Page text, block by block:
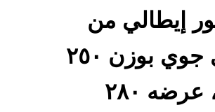
إيطالي من
علامة وي جوي بوزن ٢٥٠
غرام/م²، عرضه ٢٨٠